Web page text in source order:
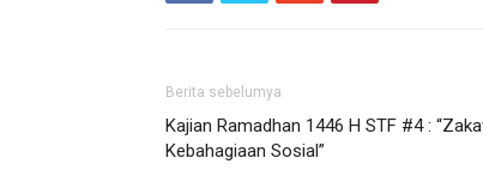
Berita sebelumya
Kajian Ramadhan 1446 H STF #4 :
Kebahagiaan Sosial”